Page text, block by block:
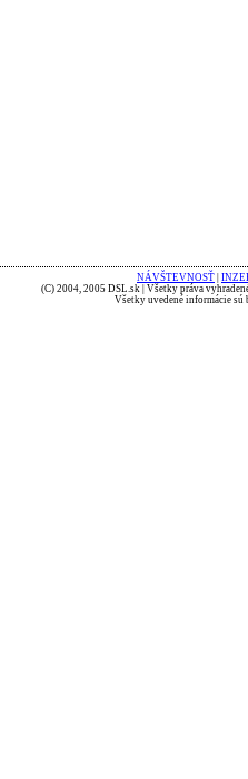
NÁVŠTEVNOSŤ
(C) 2004, 2005 DSL.sk | Všetky práva
Všetky uvedené informácie sú